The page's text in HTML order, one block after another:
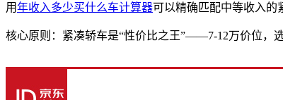
用年收入多少买什么车计算器可以精确匹配中等收入的
核心原则：紧凑轿车是“性价比之王”——7-12万价位，